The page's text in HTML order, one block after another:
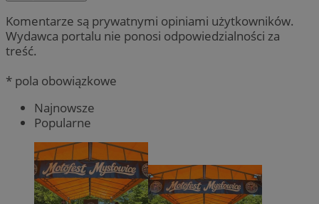
Komentarze są prywatnymi opiniami użytkowników.
Wydawca portalu nie ponosi odpowiedzialności za
treść.
* pola obowiązkowe
Najnowsze
Popularne